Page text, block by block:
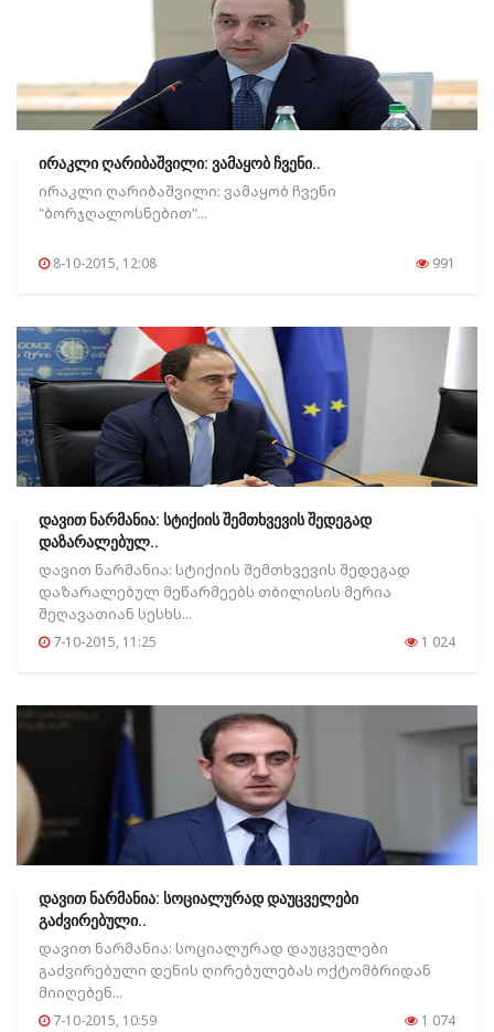
ირაკლი ღარიბაშვილი: ვამაყობ ჩვენი..
ირაკლი ღარიბაშვილი: ვამაყობ ჩვენი
"ბორჯღალოსნებით"...
8-10-2015, 12:08 991
დავით ნარმანია: სტიქიის შემთხვევის შედეგად
დაზარალებულ..
დავით ნარმანია: სტიქიის შემთხვევის შედეგად
დაზარალებულ მეწარმეებს თბილისის მერია
შეღავათიან სესხს...
7-10-2015, 11:25 1 024
დავით ნარმანია: სოციალურად დაუცველები
გაძვირებული..
დავით ნარმანია: სოციალურად დაუცველები
გაძვირებული დენის ღირებულებას ოქტომბრიდან
მიიღებენ...
7-10-2015, 10:59 1 074